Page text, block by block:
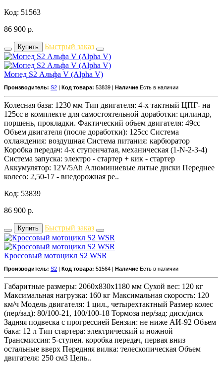
Код: 51563
86 900 р.
Купить Быстрый заказ
Мопед S2 Альфа V (Alpha V)
Производитель: S2 | Код товара: 53839 | Наличие Есть в наличии
Колесная база: 1230 мм Тип двигателя: 4-х тактный ЦПГ- на
125сс в комплекте для самостоятельной доработки: цилиндр,
поршень, прокладки. Фактический объем двигателя: 49сс
Объем двигателя (после доработки): 125сс Система
охлаждения: воздушная Система питания: карбюратор
Коробка передач: 4-х ступенчатая, механическая (1-N-2-3-4)
Система запуска: электро - стартер + кик - стартер
Аккумулятор: 12V/5Ah Алюминиевые литые диски Переднее
колесо: 2,50-17 - внедорожная ре..
Код: 53839
86 900 р.
Купить Быстрый заказ
Кроссовый мотоцикл S2 WSR
Производитель: S2 | Код товара: 51564 | Наличие Есть в наличии
Габаритные размеры: 2060х830х1180 мм Сухой вес: 120 кг
Максимальная нагрузка: 160 кг Максимальная скорость: 120
км/ч Модель двигателя: 1 цил., четырехтактный Размер колес
(пер/зад): 80/100-21, 100/100-18 Тормоза пер/зад: диск/диск
Задняя подвеска с прогрессией Бензин: не ниже АИ-92 Объем
бака: 12 л Тип стартера: электрический и ножной
Трансмиссия: 5-ступен. коробка передач, первая вниз
остальные вверх Передняя вилка: телескопическая Объем
двигателя: 250 см3 Цепь..